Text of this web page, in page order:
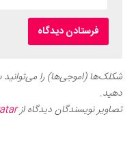
شکلک‌ها (اموجی‌ها) را می‌توانید
دهید.
تصاویر نویسندگان دیدگاه از